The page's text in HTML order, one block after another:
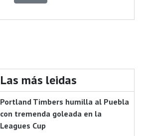
Las más leidas
Portland Timbers humilla al Puebla
con tremenda goleada en la
Leagues Cup